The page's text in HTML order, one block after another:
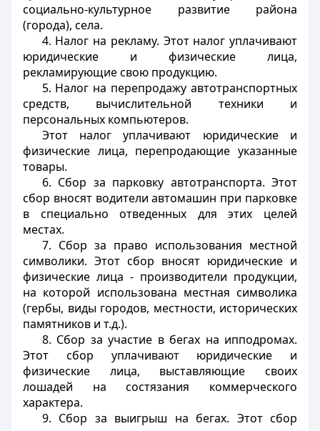
социально-культурное развитие района
(города), села.
4. Налог на рекламу. Этот налог уплачивают
юридические и физические лица,
рекламирующие свою продукцию.
5. Налог на перепродажу автотранспортных
средств, вычислительной техники и
персональных компьютеров.
Этот налог уплачивают юридические и
физические лица, перепродающие указанные
товары.
6. Сбор за парковку автотранспорта. Этот
сбор вносят водители автомашин при парковке
в специально отведенных для этих целей
местах.
7. Сбор за право использования местной
символики. Этот сбор вносят юридические и
физические лица - производители продукции,
на которой использована местная символика
(гербы, виды городов, местности, исторических
памятников и т.д.).
8. Сбор за участие в бегах на ипподромах.
Этот сбор уплачивают юридические и
физические лица, выставляющие своих
лошадей на состязания коммерческого
характера.
9. Сбор за выигрыш на бегах. Этот сбор